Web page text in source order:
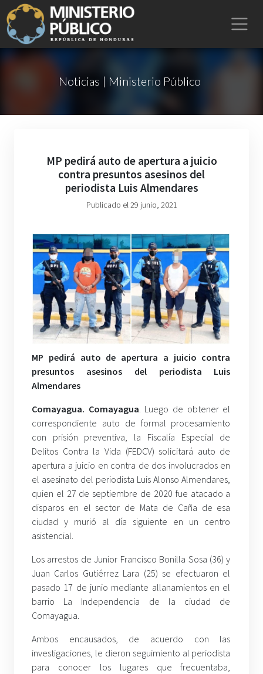
Noticias | Ministerio Público
MP pedirá auto de apertura a juicio
contra presuntos asesinos del
periodista Luis Almendares
Publicado el 29 junio, 2021
MP pedirá auto de apertura a juicio contra
presuntos asesinos del periodista Luis
Almendares
Comayagua. Comayagua . Luego de obtener el
correspondiente auto de formal procesamiento
con prisión preventiva, la Fiscalía Especial de
Delitos Contra la Vida (FEDCV) solicitará auto de
apertura a juicio en contra de dos involucrados en
el asesinato del periodista Luis Alonso Almendares,
quien el 27 de septiembre de 2020 fue atacado a
disparos en el sector de Mata de Caña de esa
ciudad y murió al día siguiente en un centro
asistencial.
Los arrestos de Junior Francisco Bonilla Sosa (36) y
Juan Carlos Gutiérrez Lara (25) se efectuaron el
pasado 17 de junio mediante allanamientos en el
barrio La Independencia de la ciudad de
Comayagua.
Ambos encausados, de acuerdo con las
investigaciones, le dieron seguimiento al periodista
para conocer los lugares que frecuentaba,